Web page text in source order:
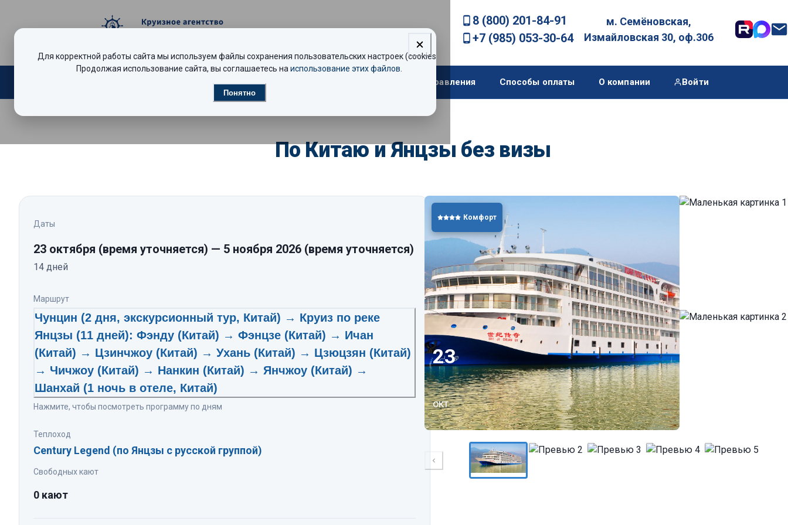
8 (800) 201-84-91
+7 (985) 053-30-64
м. Семёновская,
Измайловская 30, оф.306
Видеообзоры Рекомендации Направления Способы оплаты О компании Войти
По Китаю и Янцзы без визы
Комфорт
23
окт
Даты
23 октября (время уточняется) — 5 ноября 2026 (время уточняется)
14 дней
Маршрут
Чунцин (2 дня, экскурсионный тур, Китай) → Круиз по реке
Янцзы (11 дней): Фэнду (Китай) → Фэнцзе (Китай) → Ичан
(Китай) → Цзинчжоу (Китай) → Ухань (Китай) → Цзюцзян (Китай)
→ Чичжоу (Китай) → Нанкин (Китай) → Янчжоу (Китай) →
Шанхай (1 ночь в отеле, Китай)
Нажмите, чтобы посмотреть программу по дням
Теплоход
Century Legend (по Янцзы с русской группой)
Свободных кают
0 кают
Для корректной работы сайта мы используем файлы сохранения пользовательских настроек (cookies).
Продолжая использование сайта, вы соглашаетесь на использование этих файлов
Понятно